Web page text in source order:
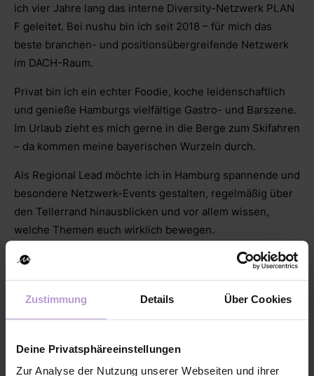
Zustimmung Details Über Cookies
Deine Privatsphäreeinstellungen
Zur Analyse der Nutzung unserer Webseiten und ihrer
ich vier Jahre lang das interne Diversity-Netzwerk PLAN
F geleitet. Bei nushu bin ich seit 2018 – für mich das
beste branchen- und positionsübergreifende Netzwerk
im DACH-Raum.
Privat bin ich ein echter Foodie, koche leidenschaftlich
und genieße Hamburgs vielfältige Gastro- und Barszene.
Im Urlaub zieht es mich gerne in die Berge zum Skifahren
– da kommen meine bayerischen Wurzeln durch.
Als Regional Lead möchte ich in Hamburg spannende und
besondere Netzwerk-Events gestalten, regelmäßig über
den Tellerrand hinausblicken und vor allem wissen,
welche Themen euch wirklich bewegen.
Ich bin Aline, geboren in